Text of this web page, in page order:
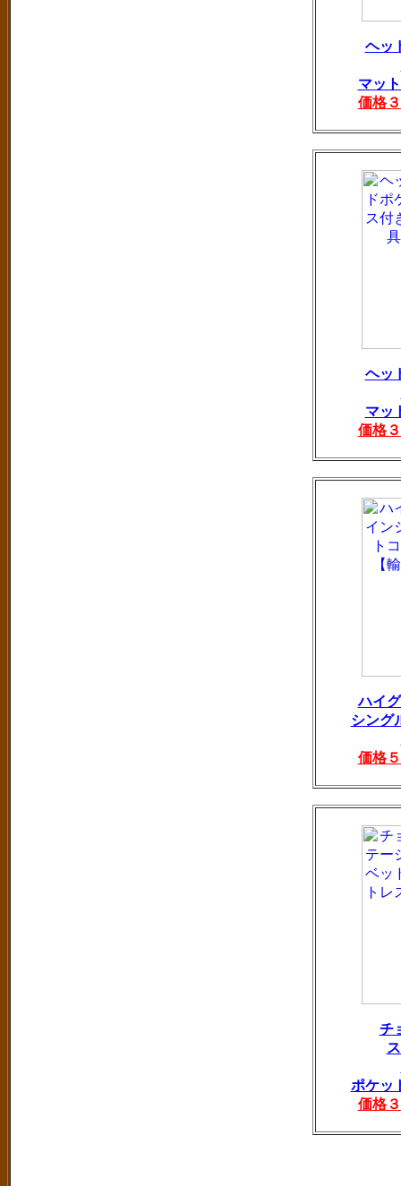
ヘッ
マッ
価格
ヘッ
マッ
価格
ハイ
シング
価格
チ
ポケッ
価格